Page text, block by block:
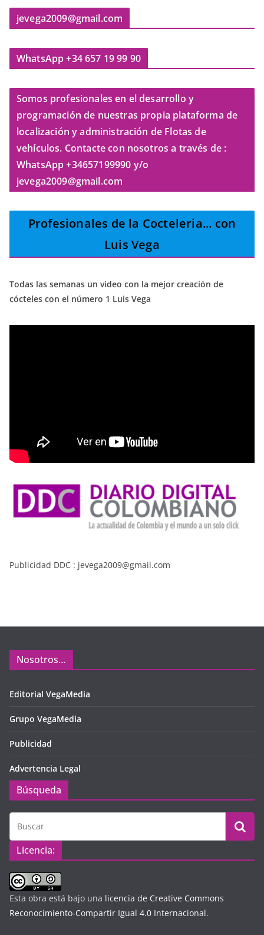
jevega2009@gmail.com
WhatsApp +34 657 19 99 90
Somos profesionales en el desarrollo y
programación de nuestras propia plataforma de
localización y administración de Flotas de
vehículos. Contacte con nosotros a través de :
WhatsApp +34657199990 y/o
jevega2009@gmail.com
Profesionales de la Cocteleria... con
Luis Vega
Todas las semanas un video con la mejor creación de
cócteles con el número 1 Luis Vega
Publicidad DDC : jevega2009@gmail.com
Nosotros…
Editorial VegaMedia
Grupo VegaMedia
Publicidad
Advertencia Legal
Búsqueda
Licencia:
Esta obra está bajo una licencia de Creative Commons
Reconocimiento-Compartir Igual 4.0 Internacional.